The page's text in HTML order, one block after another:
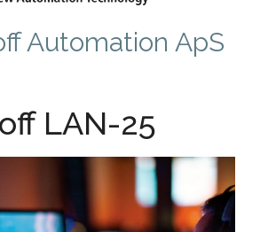
Automation ApS
LAN-25